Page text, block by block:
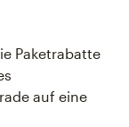
Paketrabatte
auf eine